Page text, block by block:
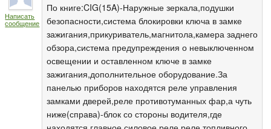
Написать
сообщение
По книге:CIG(15A)-Наружные зеркала,подушки
безопасности,система блокировки ключа в замке
зажигания,прикуриватель,магнитола,камера заднего
обзора,система предупреждения о невыключенном
освещении и оставленном ключе в замке
зажигания,дополнительное оборудование.За
панелью приборов находятся реле управления
замками дверей,реле противотуманных фар,а чуть
ниже(справа)-блок со стороны водителя,где